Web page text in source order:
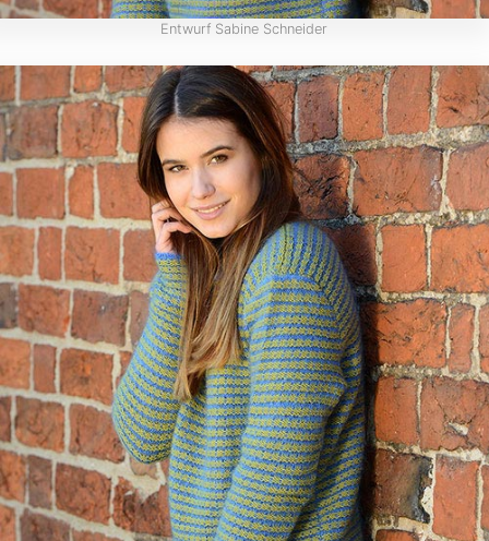
Entwurf Sabine Schneider